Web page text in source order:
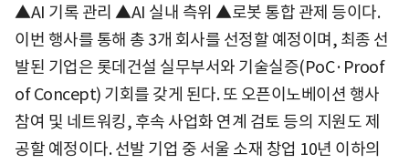
▲AI 기록 관리 ▲AI 실내 측위 ▲로봇 통합 관제 등이다.
이번 행사를 통해 총 3개 회사를 선정할 예정이며, 최종 선
발된 기업은 롯데건설 실무부서와 기술실증(PoC·Proof
of Concept) 기회를 갖게 된다. 또 오픈이노베이션 행사
참여 및 네트워킹, 후속 사업화 연계 검토 등의 지원도 제
공할 예정이다. 선발 기업 중 서울 소재 창업 10년 이하의